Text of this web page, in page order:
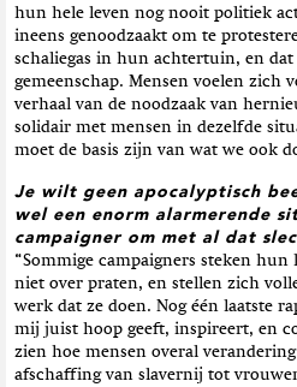
hun hele leven nog nooit politiek
ineens genoodzaakt om te
schaliegas in hun achtertuin, en
gemeenschap. Mensen voelen zich
verhaal van de noodzaak van
solidair met mensen in dezelfde
moet de basis zijn van wat we ook
Je wilt geen apocalyptisch
wel een enorm alarmerende
campaigner om met al dat
“Sommige campaigners steken
niet over praten, en stellen zich
werk dat ze doen. Nog één laatste
mij juist hoop geeft, inspireert, en
zien hoe mensen overal
afschaffing van slavernij tot